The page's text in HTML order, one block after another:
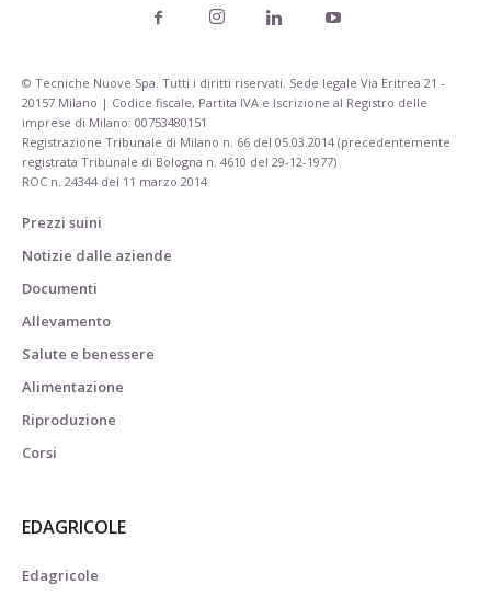
© Tecniche Nuove Spa. Tutti i diritti riservati. Sede legale Via Eritrea 21 -
20157 Milano | Codice fiscale, Partita IVA e Iscrizione al Registro delle
imprese di Milano: 00753480151
Registrazione Tribunale di Milano n. 66 del 05.03.2014 (precedentemente
registrata Tribunale di Bologna n. 4610 del 29-12-1977)
ROC n. 24344 del 11 marzo 2014
Prezzi suini
Notizie dalle aziende
Documenti
Allevamento
Salute e benessere
Alimentazione
Riproduzione
Corsi
EDAGRICOLE
Edagricole